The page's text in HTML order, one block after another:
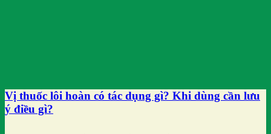
Vị thuốc lôi hoàn có tác dụng gì? Khi dùng cần lưu
ý điều gì?